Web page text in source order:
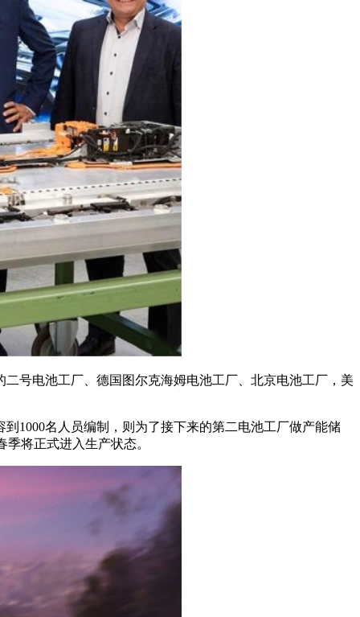
号电池工厂、德国图尔克海姆电池工厂、北京电池工厂，美
1000名人员编制，则为了接下来的第二电池工厂做产能储
将正式进入生产状态。